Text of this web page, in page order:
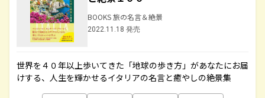
BOOKS 旅の名言＆絶景
2022.11.18 発売
世界を４０年以上歩いてきた「地球の歩き方」があなたにお届
けする、人生を輝かせるイタリアの名言と癒やしの絶景集